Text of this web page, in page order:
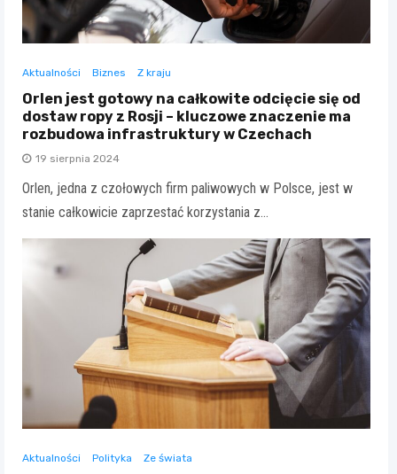
Aktualności Biznes Z kraju
Orlen jest gotowy na całkowite odcięcie się od
dostaw ropy z Rosji – kluczowe znaczenie ma
rozbudowa infrastruktury w Czechach
19 sierpnia 2024
Orlen, jedna z czołowych firm paliwowych w Polsce, jest w
stanie całkowicie zaprzestać korzystania z…
Aktualności Polityka Ze świata